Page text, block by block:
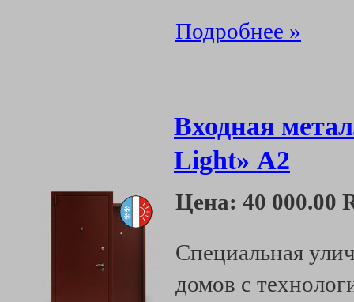
Подробнее »
Входная
Light» А2
Цена: 40 000.00
Специальная
домов с